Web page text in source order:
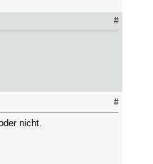
#
#
nicht.